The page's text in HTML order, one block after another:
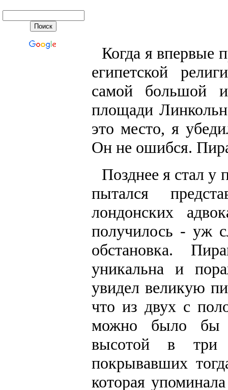
Когда я впервые
египетской
самой большой
площади
это место, я
Он не ошибся.
Позднее я стал
пытался
лондонских
получилось - уж
обстановка.
уникальна и
увидел великую
что из двух с
можно было бы
высотой в три
покрывавших
которая